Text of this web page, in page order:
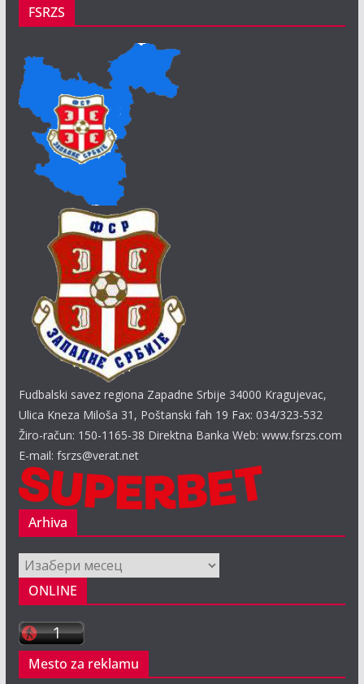
FSRZS
Fudbalski savez regiona Zapadne Srbije 34000 Kragujevac,
Ulica Kneza Miloša 31, Poštanski fah 19 Fax: 034/323-532
Žiro-račun: 150-1165-38 Direktna Banka Web: www.fsrzs.com
E-mail: fsrzs@verat.net
Arhiva
Arhiva
ONLINE
Mesto za reklamu